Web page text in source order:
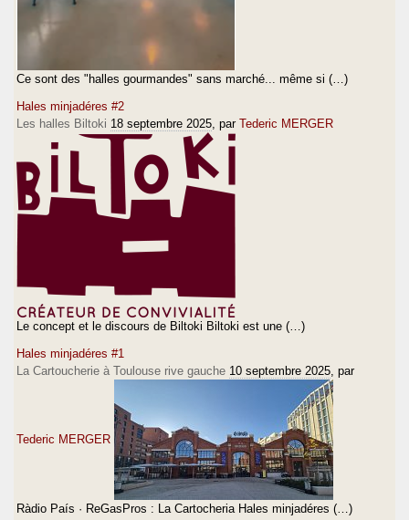
Ce sont des "halles gourmandes" sans marché... même si (…)
Hales minjadéres #2
Les halles Biltoki 18 septembre 2025 , par Tederic MERGER
Le concept et le discours de Biltoki Biltoki est une (…)
Hales minjadéres #1
La Cartoucherie à Toulouse rive gauche 10 septembre 2025 , par
Tederic MERGER
Ràdio País · ReGasPros : La Cartocheria Hales minjadéres (…)